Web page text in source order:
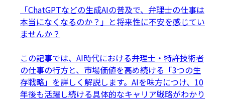
「ChatGPTなどの生成AIの普及で、弁理士の仕事は
本当になくなるのか？」と将来性に不安を感じてい
ませんか？
この記事では、AI時代における弁理士・特許技術者
の仕事の行方と、市場価値を高め続ける「3つの生
存戦略」を詳しく解説します。AIを味方につけ、10
年後も活躍し続ける具体的なキャリア戦略がわかり